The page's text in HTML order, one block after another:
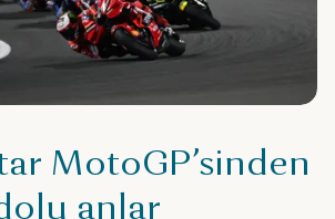
MotoGP’sinden
anlar